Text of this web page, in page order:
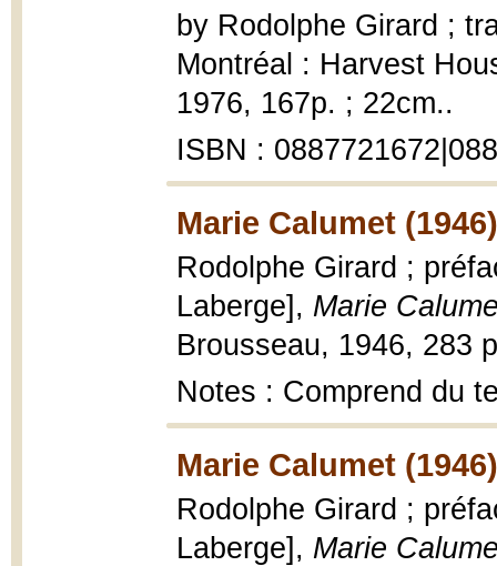
by Rodolphe Girard ;
Montréal : Harvest
1976, 167p. ; 22cm..
ISBN :
Marie Calumet (1946)
Rodolphe Girard ;
Laberge], Marie
Brousseau, 1946, 283
Notes : Comprend du
Marie Calumet (1946)
Rodolphe Girard ;
Laberge], Marie